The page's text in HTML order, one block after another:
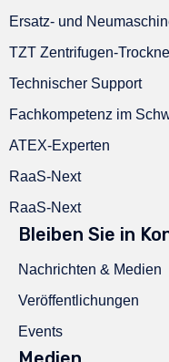
Ersatz- und
TZT Zentrifugen-
Technischer Support
Fachkompetenz im
ATEX-Experten
RaaS-Next
RaaS-Next
Bleiben Sie in
Nachrichten & Medien
Veröffentlichungen
Events